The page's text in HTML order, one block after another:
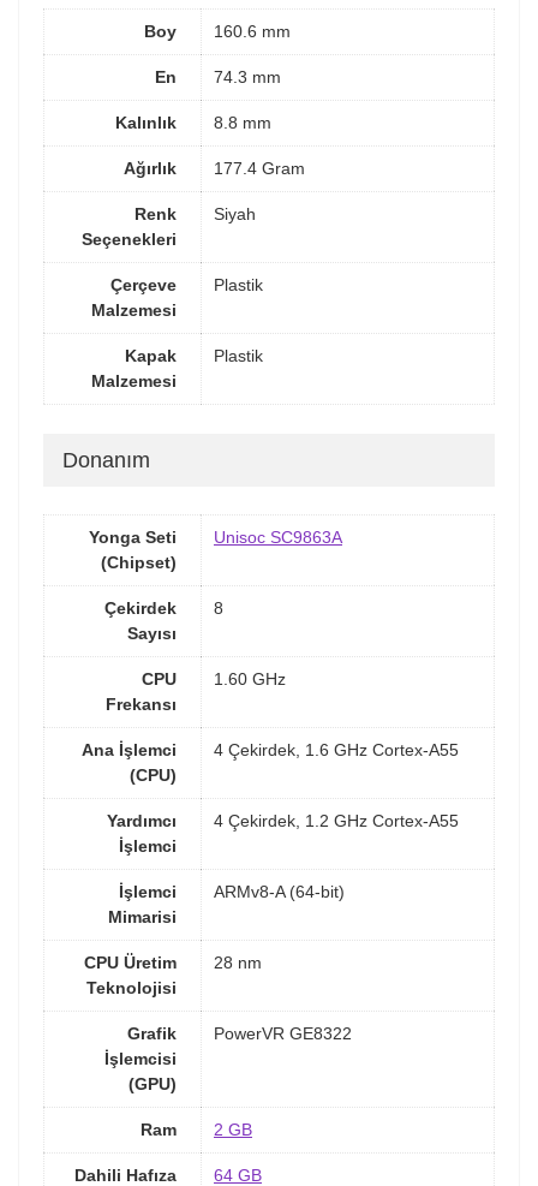
Boy 160.6 mm
En 74.3 mm
Kalınlık 8.8 mm
Ağırlık 177.4 Gram
Renk
Seçenekleri
Siyah
Çerçeve
Malzemesi
Plastik
Kapak
Malzemesi
Plastik
Donanım
Yonga Seti
(Chipset)
Unisoc SC9863A
Çekirdek
Sayısı
8
CPU
Frekansı
1.60 GHz
Ana İşlemci
(CPU)
4 Çekirdek, 1.6 GHz Cortex-A55
Yardımcı
İşlemci
4 Çekirdek, 1.2 GHz Cortex-A55
İşlemci
Mimarisi
ARMv8-A (64-bit)
CPU Üretim
Teknolojisi
28 nm
Grafik
İşlemcisi
(GPU)
PowerVR GE8322
Ram 2 GB
Dahili Hafıza 64 GB